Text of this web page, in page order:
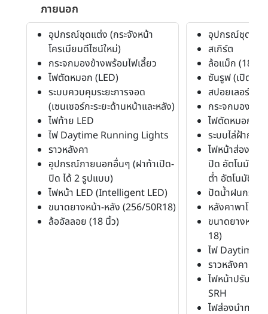
ภายนอก
อุปกรณ์ชุดแต่ง (กระจังหน้า
โครเมียมดีไซน์ใหม่)
กระจกมองข้างพร้อมไฟเลี้ยว
ไฟตัดหมอก (LED)
ระบบควบคุมระยะการจอด
(เซนเซอร์กะระยะด้านหน้าและหลัง)
ไฟท้าย LED
ไฟ Daytime Running Lights
ราวหลังคา
อุปกรณ์ภายนอกอื่นๆ (ฝาท้าเปิด-
ปิด ได้ 2 รูปแบบ)
ไฟหน้า LED (Intelligent LED)
ขนาดยางหน้า-หลัง (256/50R18)
ล้ออัลลอย (18 นิ้ว)
อุปกรณ์ชุดแต่ง
สเกิร์ต
ล้อแม็ก (18")
ซันรูฟ (เปิดได้)
สปอยเลอร์หลัง
กระจกมองข้า
ไฟตัดหมอก (ห
ระบบไล่ฝ้ากระ
ไฟหน้าส่องสว่
ปิด อัตโนมัติ พ
ต่ำ อัตโนมัติ)
ปัดน้ำฝนกระจ
หลังคาพาโนร
ขนาดยางหน้า
18)
ไฟ Daytime
ราวหลังคา
ไฟหน้าปรับตา
SRH
ไฟส่องนำทาง